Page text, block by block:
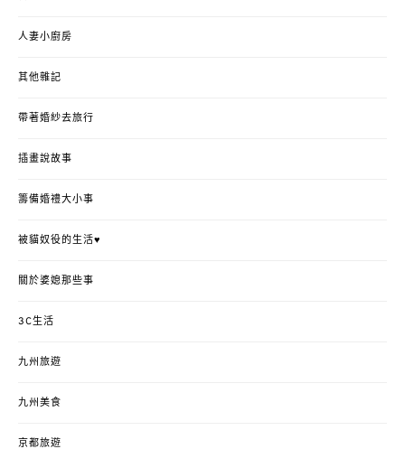
人妻小廚房
其他雜記
帶著婚紗去旅行
插畫說故事
籌備婚禮大小事
被貓奴役的生活♥
關於婆媳那些事
3C生活
九州旅遊
九州美食
京都旅遊